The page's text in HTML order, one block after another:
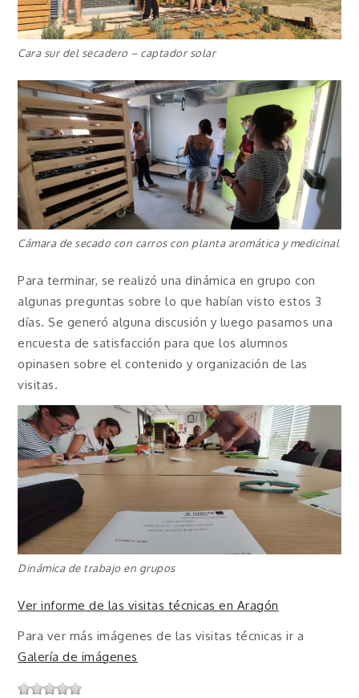
Cara sur del secadero – captador solar
Cámara de secado con carros con planta aromática y medicinal
Para terminar, se realizó una dinámica en grupo con
algunas preguntas sobre lo que habían visto estos 3
días. Se generó alguna discusión y luego pasamos una
encuesta de satisfacción para que los alumnos
opinasen sobre el contenido y organización de las
visitas.
Dinámica de trabajo en grupos
Ver informe de las visitas técnicas en Aragón
Para ver más imágenes de las visitas técnicas ir a
Galería de imágenes